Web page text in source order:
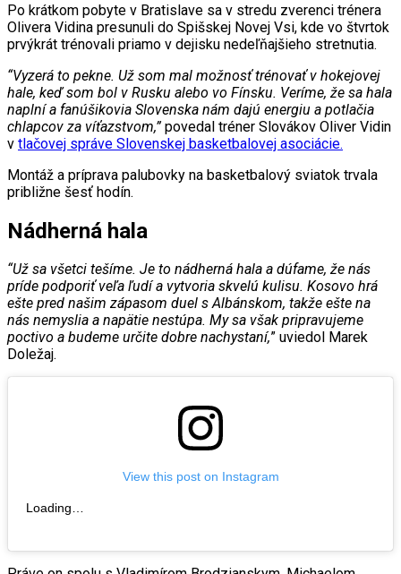
Po krátkom pobyte v Bratislave sa v stredu zverenci trénera
Olivera Vidina presunuli do Spišskej Novej Vsi, kde vo štvrtok
prvýkrát trénovali priamo v dejisku nedeľňajšieho stretnutia.
“Vyzerá to pekne. Už som mal možnosť trénovať v hokejovej
hale, keď som bol v Rusku alebo vo Fínsku. Veríme, že sa hala
naplní a fanúšikovia Slovenska nám dajú energiu a potlačia
chlapcov za víťazstvom,”povedal tréner Slovákov Oliver Vidin
v tlačovej správe Slovenskej basketbalovej asociácie.
Montáž a príprava palubovky na basketbalový sviatok trvala
približne šesť hodín.
Nádherná hala
“Už sa všetci tešíme. Je to nádherná hala a dúfame, že nás
príde podporiť veľa ľudí a vytvoria skvelú kulisu. Kosovo hrá
ešte pred našim zápasom duel s Albánskom, takže ešte na
nás nemyslia a napätie nestúpa. My sa však pripravujeme
poctivo a budeme určite dobre nachystaní,” uviedol Marek
Doležaj.
View this post on Instagram
Loading…